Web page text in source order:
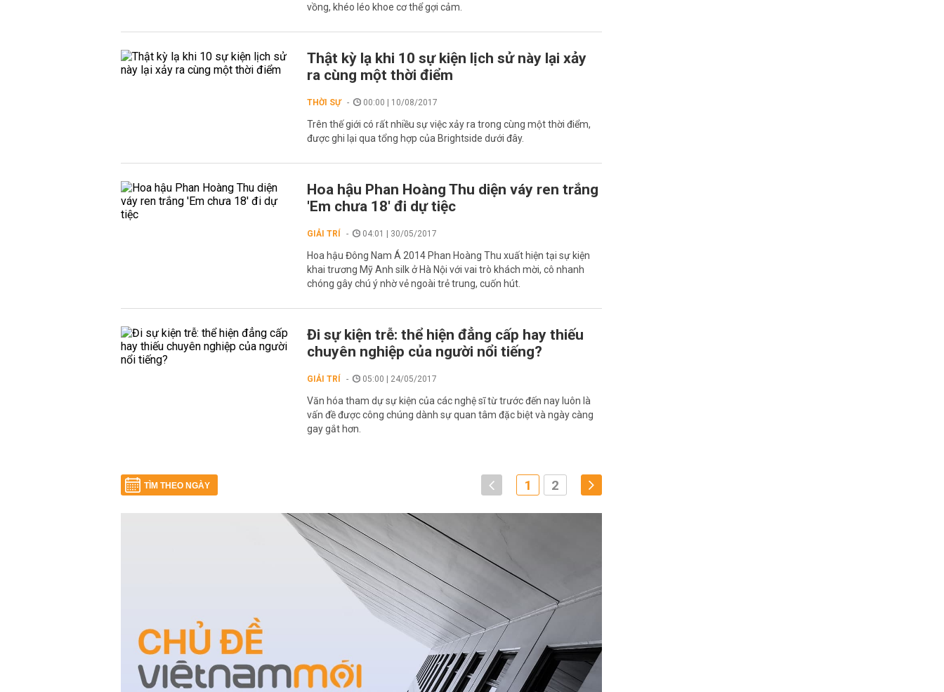
vồng, khéo léo khoe cơ thể gợi cảm.
Thật kỳ lạ khi 10 sự kiện lịch sử này lại xảy
ra cùng một thời điểm
THỜI SỰ 00:00 | 10/08/2017
Trên thế giới có rất nhiều sự việc xảy ra trong cùng một thời điểm,
được ghi lại qua tổng hợp của Brightside dưới đây.
Hoa hậu Phan Hoàng Thu diện váy ren trắng
'Em chưa 18' đi dự tiệc
GIẢI TRÍ 04:01 | 30/05/2017
Hoa hậu Đông Nam Á 2014 Phan Hoàng Thu xuất hiện tại sự kiện
khai trương Mỹ Anh silk ở Hà Nội với vai trò khách mời, cô nhanh
chóng gây chú ý nhờ vẻ ngoài trẻ trung, cuốn hút.
Đi sự kiện trễ: thể hiện đẳng cấp hay thiếu
chuyên nghiệp của người nổi tiếng?
GIẢI TRÍ 05:00 | 24/05/2017
Văn hóa tham dự sự kiện của các nghệ sĩ từ trước đến nay luôn là
vấn đề được công chúng dành sự quan tâm đặc biệt và ngày càng
gay gắt hơn.
TÌM THEO NGÀY 1 2